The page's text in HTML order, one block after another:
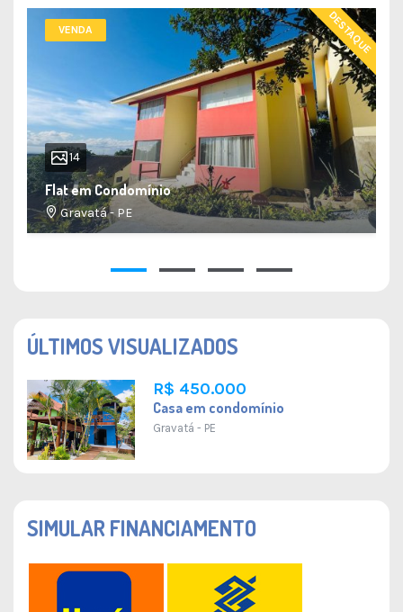
VENDA DESTAQUE
14
Flat em Condomínio
Gravatá - PE
ÚLTIMOS VISUALIZADOS
R$ 450.000
Casa em condomínio
Gravatá - PE
SIMULAR FINANCIAMENTO